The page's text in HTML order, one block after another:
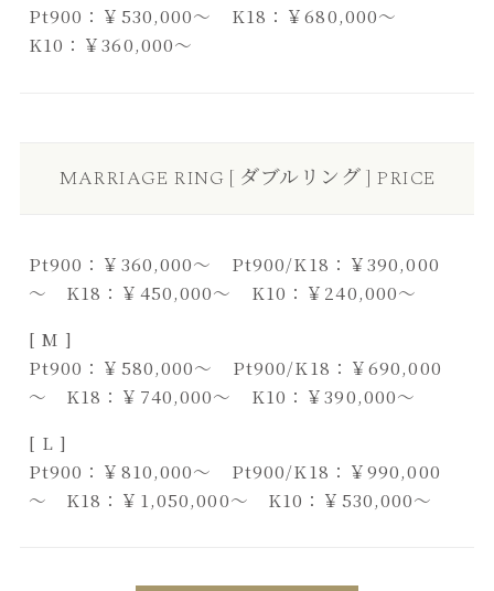
Pt900：￥530,000～ K18：￥680,000～
K10：￥360,000～
MARRIAGE RING [ ダブルリング ] PRICE
Pt900：￥360,000～ Pt900/K18：￥390,000
～ K18：￥450,000～ K10：￥240,000～
[ M ]
Pt900：￥580,000～ Pt900/K18：￥690,000
～ K18：￥740,000～ K10：￥390,000～
[ L ]
Pt900：￥810,000～ Pt900/K18：￥990,000
～ K18：￥1,050,000～ K10：￥530,000～